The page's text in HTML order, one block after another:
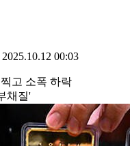
00:03
고 소폭 하락
채질'